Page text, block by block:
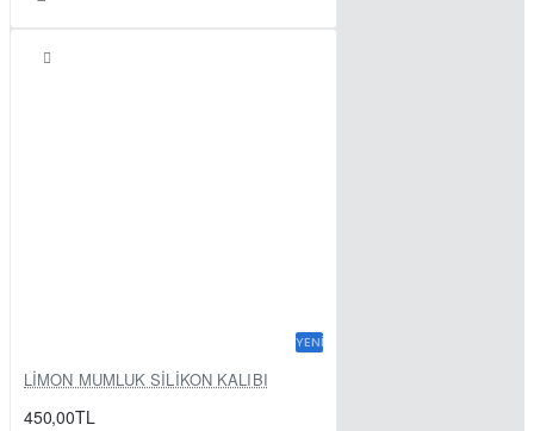
YENI
LİMON MUMLUK SİLİKON KALIBI
450,00TL